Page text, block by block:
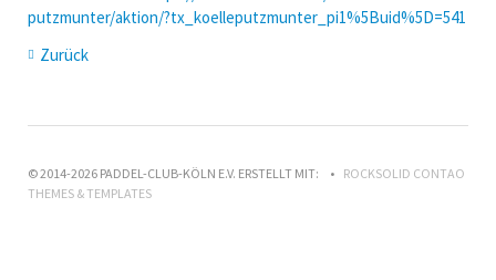
putzmunter/aktion/?tx_koelleputzmunter_pi1%5Buid%5D=541
Zurück
© 2014-2026 PADDEL-CLUB-KÖLN E.V. ERSTELLT MIT:
ROCKSOLID CONTAO
THEMES & TEMPLATES